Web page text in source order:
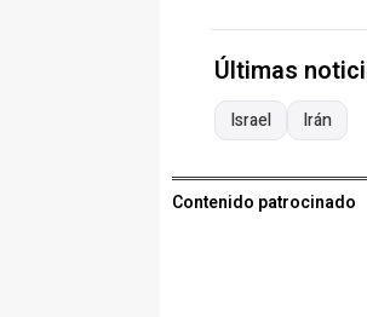
Últimas
Israel Irán
Contenido patrocinado